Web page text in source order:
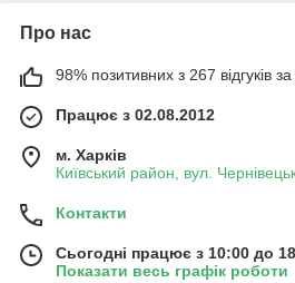
Про нас
98% позитивних з 267 відгуків за
Працює з 02.08.2012
м. Харків
Київський район, вул.
Контакти
Сьогодні працює з 10:00 до
Показати весь графік роботи